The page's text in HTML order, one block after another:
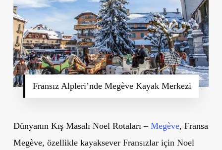
Fransız Alpleri’nde Megève Kayak Merkezi
Dünyanın Kış Masalı Noel Rotaları – Megève, Fransa
Megève, özellikle kayaksever Fransızlar için Noel